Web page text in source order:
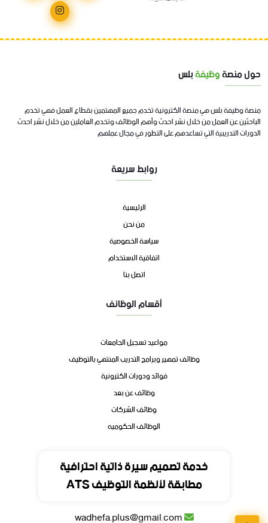
خدمة تصميم سيرة ذاتية احترافية
مطابقة لأنظمة التوظيف ATS
حول منصةوظيفةبلس
منصة وظيفة بلس هي منصة الكترونية تخدم جميع المهتمين بقطاع العمل فهي تخدم
الباحثين عن العمل من خلال نشر احدث وأهم الوظائف وتخدم العاملين من خلال نشر احدث
الدورات التدريبية التي تساعدهم على التطور في مجال عملهم
روابط سريعة
الرئيسية
من نحن
سياسة الخصوصية
اتفاقية الاستخدام
اتصل بنا
أقسام الوظائف
مواعيد تسجيل الجامعات
وظائف تمهير وبرامج التدريب المنتهي بالتوظيف
فوائد ودورات الكترونية
وظائف عن بعد
وظائف الشركات
الوظائف الحكوميه
المملكة العربية السعودية